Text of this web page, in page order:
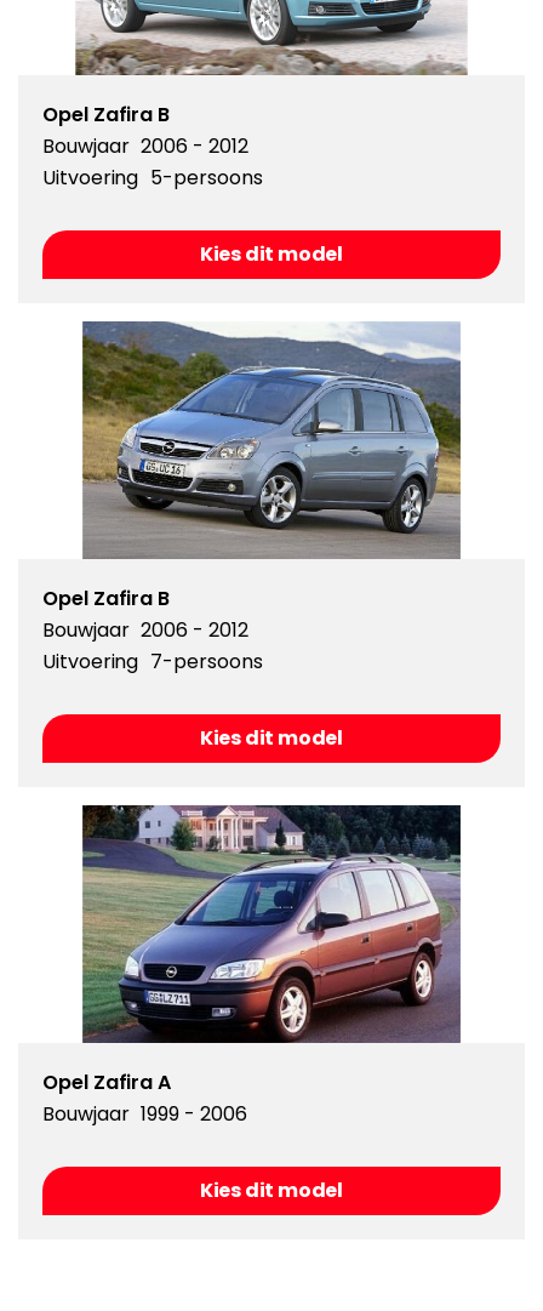
Opel Zafira B
Bouwjaar 2006 - 2012
Uitvoering 5-persoons
Kies dit model
Opel Zafira B
Bouwjaar 2006 - 2012
Uitvoering 7-persoons
Kies dit model
Opel Zafira A
Bouwjaar 1999 - 2006
Kies dit model